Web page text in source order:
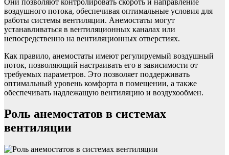
воздушного потока, обеспечивая оптимальные условия для
работы системы вентиляции. Анемостаты могут
устанавливаться в вентиляционных каналах или
непосредственно на вентиляционных отверстиях.
Как правило, анемостаты имеют регулируемый воздушный
поток, позволяющий настраивать его в зависимости от
требуемых параметров. Это позволяет поддерживать
оптимальный уровень комфорта в помещении, а также
обеспечивать надлежащую вентиляцию и воздухообмен.
Роль анемостатов в системах
вентиляции